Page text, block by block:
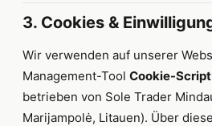
3. Cookies &
Wir verwenden auf unserer
Management-Tool Cookie-Script
betrieben von Sole Trader
Marijampolė, Litauen). Über